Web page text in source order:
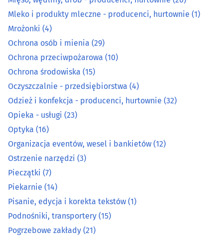
Mleko i produkty mleczne - producenci, hurtownie (1)
Mrożonki (4)
Ochrona osób i mienia(29)
Ochrona przeciwpożarowa
Ochrona środowiska
Oczyszczalnie - przedsiębiorstwa(4)
Odzież i konfekcja - producenci, hurtownie
Opieka - usługi (23)
(16)
Mleko i produkty mleczne - producenci, hurtownie (1)
Mrożonki (4)
Ochrona osób i mienia (29)
Ochrona przeciwpożarowa (10)
Ochrona środowiska (15)
Oczyszczalnie - przedsiębiorstwa (4)
Odzież i konfekcja - producenci, hurtownie (32)
Opieka - usługi (23)
Optyka (16)
Organizacja eventów, wesel i bankietów (12)
Ostrzenie narzędzi (3)
Pieczątki (7)
Piekarnie (14)
Pisanie, edycja i korekta tekstów (1)
Podnośniki, transportery (15)
Pogrzebowe zakłady (21)